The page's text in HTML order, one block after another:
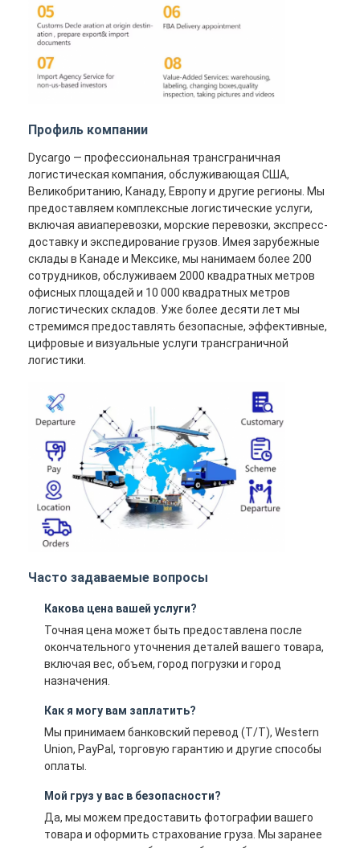
Профиль компании
Dycargo — профессиональная трансграничная
логистическая компания, обслуживающая США,
Великобританию, Канаду, Европу и другие регионы. Мы
предоставляем комплексные логистические услуги,
включая авиаперевозки, морские перевозки, экспресс-
доставку и экспедирование грузов. Имея зарубежные
склады в Канаде и Мексике, мы нанимаем более 200
сотрудников, обслуживаем 2000 квадратных метров
офисных площадей и 10 000 квадратных метров
логистических складов. Уже более десяти лет мы
стремимся предоставлять безопасные, эффективные,
цифровые и визуальные услуги трансграничной
логистики.
Часто задаваемые вопросы
Какова цена вашей услуги?
Точная цена может быть предоставлена ​​после
окончательного уточнения деталей вашего товара,
включая вес, объем, город погрузки и город
назначения.
Как я могу вам заплатить?
Мы принимаем банковский перевод (T/T), Western
Union, PayPal, торговую гарантию и другие способы
оплаты.
Мой груз у вас в безопасности?
Да, мы можем предоставить фотографии вашего
товара и оформить страхование груза. Мы заранее